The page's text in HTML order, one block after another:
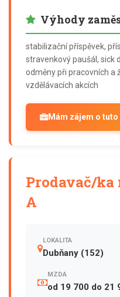
Výhody
stabilizační příspěvek,
stravenkový paušál, sick
odměny při pracovních a
vzdělávacích akcích
Mám zájem o
Prodavač/ka
A
LOKALITA
Dubňany (152)
MZDA
od 19 700 do 21